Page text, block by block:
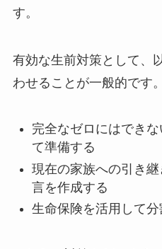
す。
有効な生前対策として、
わせることが一般的です。
完全なゼロにはでき
て準備する
現在の家族への引き
言を作成する
生命保険を活用して